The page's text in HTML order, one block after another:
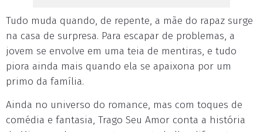
Tudo muda quando, de repente, a mãe do rapaz surge
na casa de surpresa. Para escapar de problemas, a
jovem se envolve em uma teia de mentiras, e tudo
piora ainda mais quando ela se apaixona por um
primo da família.
Ainda no universo do romance, mas com toques de
comédia e fantasia, Trago Seu Amor conta a história